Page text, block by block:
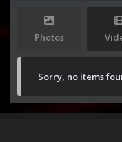
Photos
Sorry, no items